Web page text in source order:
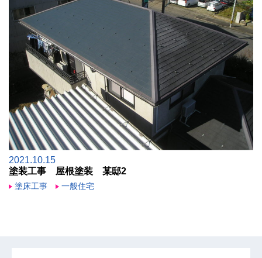
2021.10.15
塗装工事 屋根塗装 某邸2
塗床工事 一般住宅